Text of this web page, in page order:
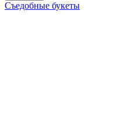
Съедобные букеты